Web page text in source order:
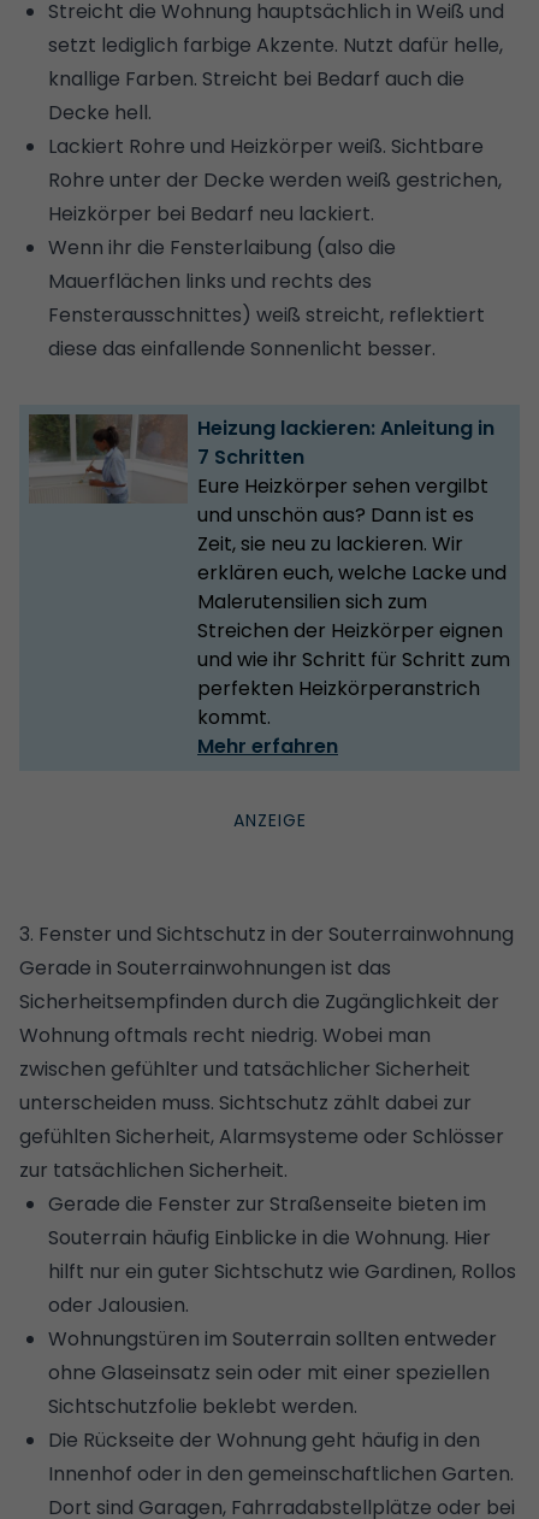
Streicht die Wohnung hauptsächlich in Weiß und
setzt lediglich farbige Akzente. Nutzt dafür helle,
knallige Farben. Streicht bei Bedarf auch die
Decke hell.
Lackiert Rohre und Heizkörper weiß. Sichtbare
Rohre unter der Decke werden weiß gestrichen,
Heizkörper bei Bedarf neu lackiert.
Wenn ihr die Fensterlaibung (also die
Mauerflächen links und rechts des
Fensterausschnittes) weiß streicht, reflektiert
diese das einfallende Sonnenlicht besser.
Heizung lackieren: Anleitung in
7 Schritten
Eure Heizkörper sehen vergilbt
und unschön aus? Dann ist es
Zeit, sie neu zu lackieren. Wir
erklären euch, welche Lacke und
Malerutensilien sich zum
Streichen der Heizkörper eignen
und wie ihr Schritt für Schritt zum
perfekten Heizkörperanstrich
kommt.
Mehr erfahren
3. Fenster und Sichtschutz in der Souterrainwohnung
Gerade in Souterrainwohnungen ist das
Sicherheitsempfinden durch die Zugänglichkeit der
Wohnung oftmals recht niedrig. Wobei man
zwischen gefühlter und tatsächlicher Sicherheit
unterscheiden muss. Sichtschutz zählt dabei zur
gefühlten Sicherheit, Alarmsysteme oder Schlösser
zur tatsächlichen Sicherheit.
Gerade die Fenster zur Straßenseite bieten im
Souterrain häufig Einblicke in die Wohnung. Hier
hilft nur ein guter Sichtschutz wie Gardinen, Rollos
oder Jalousien.
Wohnungstüren im Souterrain sollten entweder
ohne Glaseinsatz sein oder mit einer speziellen
Sichtschutzfolie beklebt werden.
Die Rückseite der Wohnung geht häufig in den
Innenhof oder in den gemeinschaftlichen Garten.
Dort sind Garagen, Fahrradabstellplätze oder bei